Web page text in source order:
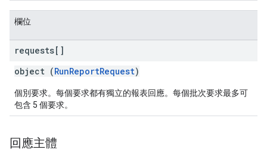
欄位
requests[]
object (RunReportRequest)
個別要求。每個要求都有獨立的報表回應。每個批次要求最多可
包含 5 個要求。
回應主體